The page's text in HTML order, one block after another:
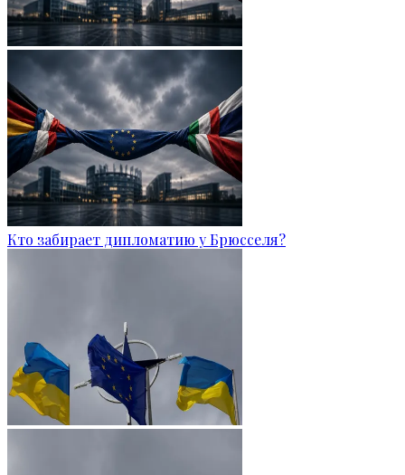
Кто забирает дипломатию у Брюсселя?